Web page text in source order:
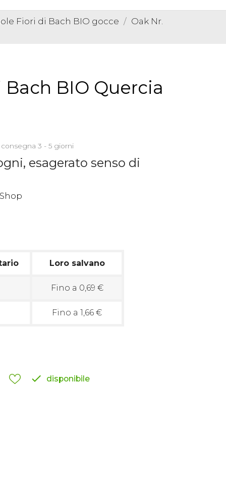
Fiori di Bach BIO gocce
Oak Nr.
Bach BIO Quercia
3 - 5 giorni
esagerato senso di
Loro salvano
Fino a 0,69 €
Fino a 1,66 €
 disponibile